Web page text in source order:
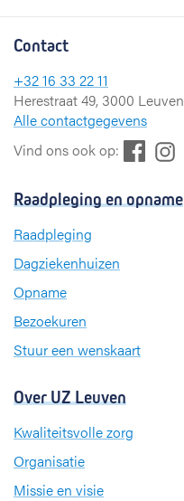
Contact
+32 16 33 22 11
Herestraat 49, 3000 Leuven
Alle contactgegevens
Vind ons ook op:
e
t
Raadpleging en opname
Raadpleging
Dagziekenhuizen
Opname
Bezoekuren
Stuur een wenskaart
Over UZ Leuven
Kwaliteitsvolle zorg
Organisatie
Missie en visie